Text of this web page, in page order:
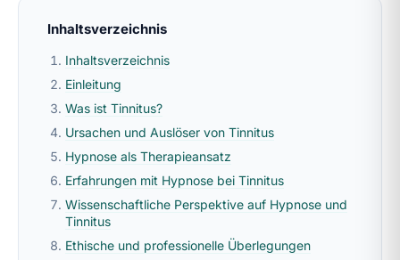
Inhaltsverzeichnis
Inhaltsverzeichnis
Einleitung
Was ist Tinnitus?
Ursachen und Auslöser von Tinnitus
Hypnose als Therapieansatz
Erfahrungen mit Hypnose bei Tinnitus
Wissenschaftliche Perspektive auf Hypnose und
Tinnitus
Ethische und professionelle Überlegungen